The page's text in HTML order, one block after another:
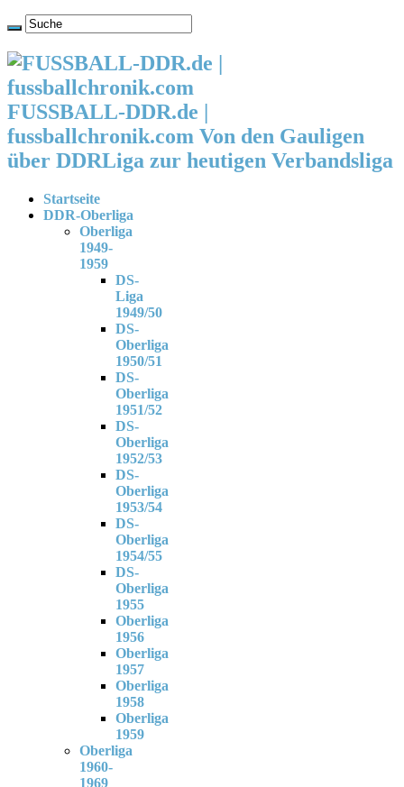
FUSSBALL-DDR.de |
fussballchronik.com Von den Gauligen
über DDRLiga zur heutigen Verbandsliga
Startseite
DDR-Oberliga
Oberliga
1949-
1959
DS-
Liga
1949/50
DS-
Oberliga
1950/51
DS-
Oberliga
1951/52
DS-
Oberliga
1952/53
DS-
Oberliga
1953/54
DS-
Oberliga
1954/55
DS-
Oberliga
1955
Oberliga
1956
Oberliga
1957
Oberliga
1958
Oberliga
1959
Oberliga
1960-
1969